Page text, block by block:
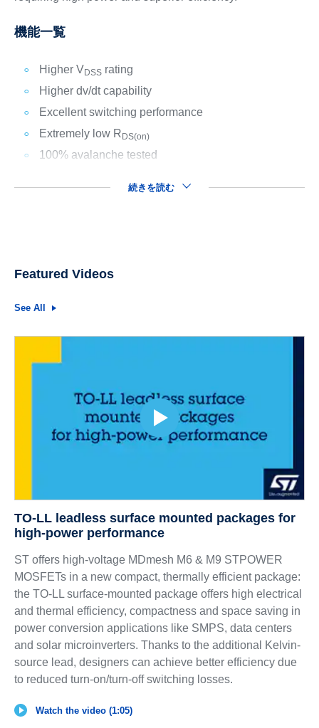
機能一覧
Higher VDSS rating
Higher dv/dt capability
Excellent switching performance
Extremely low R DS(on)
100% avalanche tested
続きを読む
Featured Videos
See All
TO-LL leadless surface mounted packages for
high-power performance
ST offers high-voltage MDmesh M6 & M9 STPOWER
MOSFETs in a new compact, thermally efficient package:
the TO-LL surface-mounted package offers high electrical
and thermal efficiency, compactness and space saving in
power conversion applications like SMPS, data centers
and solar microinverters. Thanks to the additional Kelvin-
source lead, designers can achieve better efficiency due
to reduced turn-on/turn-off switching losses.
Watch the video (1:05)